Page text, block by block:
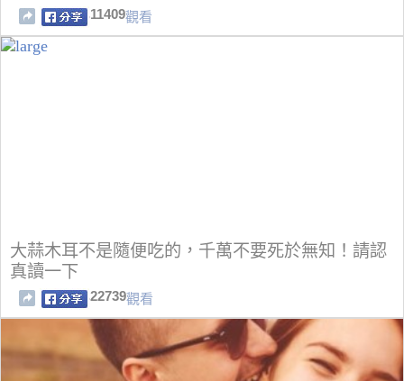
11409觀看
大蒜木耳不是隨便吃的，千萬不要死於無知！請認
真讀一下
22739觀看